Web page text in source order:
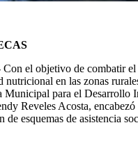
el objetivo de combatir el
nutricional en las zonas
Municipal para el Desarrollo
Reveles Acosta, encabezó
de esquemas de asistencia